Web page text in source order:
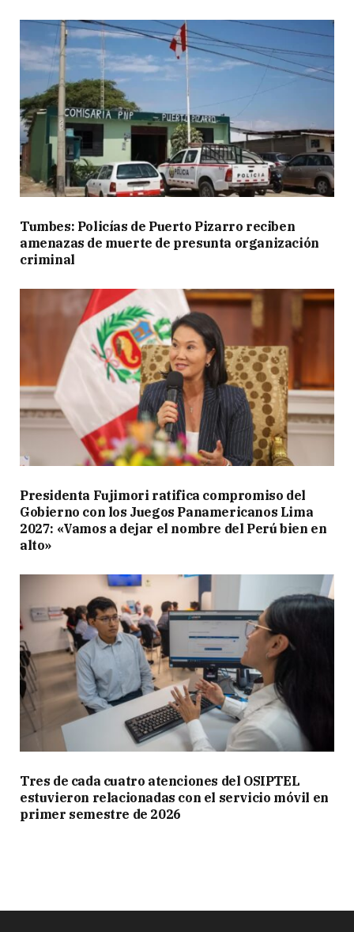
Tumbes: Policías de Puerto Pizarro reciben
amenazas de muerte de presunta organización
criminal
Presidenta Fujimori ratifica compromiso del
Gobierno con los Juegos Panamericanos Lima
2027: «Vamos a dejar el nombre del Perú bien en
alto»
Tres de cada cuatro atenciones del OSIPTEL
estuvieron relacionadas con el servicio móvil en
primer semestre de 2026